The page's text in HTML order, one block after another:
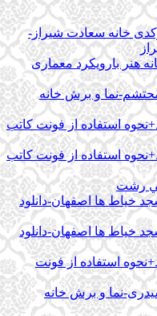
خانه سعادت شیراز-
هنر بارویکرد معماری
محتشم-نما و برش خانه
استفاده از فونت کاتب
استفاده از فونت کاتب
رشت
خیاط ها اصفهان-دانلود
خیاط ها اصفهان-دانلود
استفاده از فونت
نما و برش خانه